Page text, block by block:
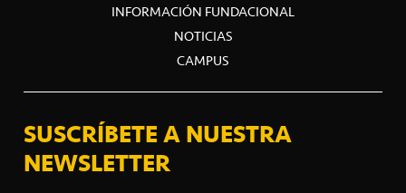
INFORMACIÓN FUNDACIONAL
NOTICIAS
CAMPUS
SUSCRÍBETE A NUESTRA
NEWSLETTER